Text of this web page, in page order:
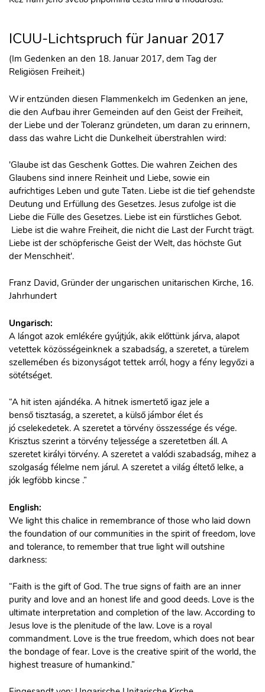
ICUU-Lichtspruch für Januar 2017
(Im Gedenken an den 18. Januar 2017, dem Tag der
Religiösen Freiheit.)
Wir entzünden diesen Flammenkelch im Gedenken an jene,
die den Aufbau ihrer Gemeinden auf den Geist der Freiheit,
der Liebe und der Toleranz gründeten, um daran zu erinnern,
dass das wahre Licht die Dunkelheit überstrahlen wird:
'Glaube ist das Geschenk Gottes. Die wahren Zeichen des
Glaubens sind innere Reinheit und Liebe, sowie ein
aufrichtiges Leben und gute Taten. Liebe ist die tief gehendste
Deutung und Erfüllung des Gesetzes. Jesus zufolge ist die
Liebe die Fülle des Gesetzes. Liebe ist ein fürstliches Gebot.
Liebe ist die wahre Freiheit, die nicht die Last der Furcht trägt.
Liebe ist der schöpferische Geist der Welt, das höchste Gut
der Menschheit'.
Franz David, Gründer der ungarischen unitarischen Kirche, 16.
Jahrhundert
Ungarisch:
A lángot azok emlékére gyújtjúk, akik előttünk járva, alapot
vetettek közösségeinknek a szabadság, a szeretet, a türelem
szellemében és bizonyságot tettek arról, hogy a fény legyőzi a
sötétséget.
“A hit isten ajándéka. A hitnek ismertető igaz jele a
benső tisztaság, a szeretet, a külső jámbor élet és
jó cselekedetek. A szeretet a törvény összessége és vége.
Krisztus szerint a törvény teljessége a szeretetben áll. A
szeretet királyi törvény. A szeretet a valódi szabadság, mihez a
szolgaság félelme nem járul. A szeretet a világ éltető lelke, a
jók legföbb kincse .”
English:
We light this chalice in remembrance of those who laid down
the foundation of our communities in the spirit of freedom, love
and tolerance, to remember that true light will outshine
darkness:
“Faith is the gift of God. The true signs of faith are an inner
purity and love and an honest life and good deeds. Love is the
ultimate interpretation and completion of the law. According to
Jesus love is the plenitude of the law. Love is a royal
commandment. Love is the true freedom, which does not bear
the bondage of fear. Love is the creative spirit of the world, the
highest treasure of humankind.”